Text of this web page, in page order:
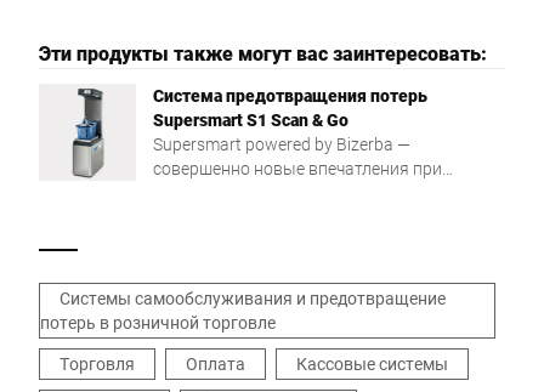
Эти продукты также могут вас заинтересовать:
Система предотвращения потерь
Supersmart S1 Scan & Go
Supersmart powered by Bizerba —
совершенно новые впечатления при
Системы самообслуживания и предотвращение
потерь в розничной торговле
Торговля
Оплата
Кассовые системы